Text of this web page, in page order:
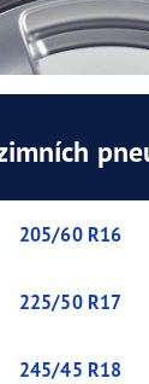
205/60 R16
225/50 R17
245/45 R18